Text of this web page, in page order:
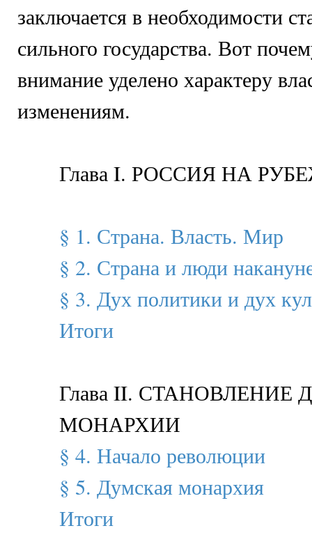
заключается в необходимости
сильного государства. Вот
внимание уделено характеру
изменениям.
Глава I. РОССИЯ НА
§ 1. Страна. Власть. Мир
§ 2. Страна и люди
§ 3. Дух политики и дух
Итоги
Глава II. СТАНОВЛЕНИЕ
МОНАРХИИ
§ 4. Начало революции
§ 5. Думская монархия
Итоги